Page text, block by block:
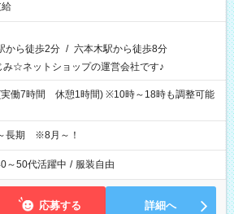
から徒歩2分 / 六本木駅から徒歩8分
み☆ネットショップの運営会社です♪
働7時間 休憩1時間) ※10時～18時も調整可能
長期 ※8月～！
～50代活躍中 / 服装自由
応募する 詳細へ